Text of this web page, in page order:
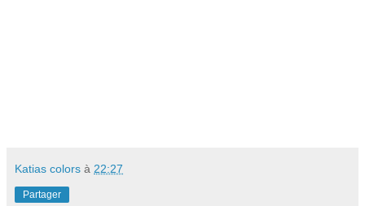
Katias colors à 22:27
Partager